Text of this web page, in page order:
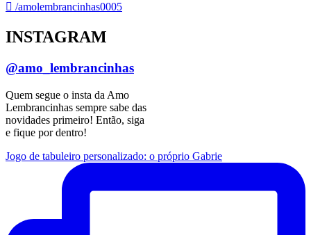
/amolembrancinhas0005
INSTAGRAM
@amo_lembrancinhas
Quem segue o insta da Amo
Lembrancinhas sempre sabe das
novidades primeiro! Então, siga
e fique por dentro!
Jogo de tabuleiro personalizado: o próprio Gabrie